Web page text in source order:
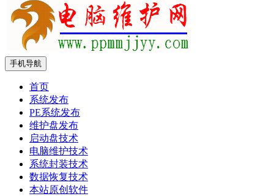
手机导航
首页
系统发布
PE系统发布
维护盘发布
启动盘技术
电脑维护技术
系统封装技术
数据恢复技术
本站原创软件